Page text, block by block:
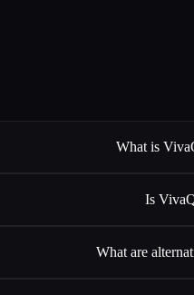
What is
Is
What are